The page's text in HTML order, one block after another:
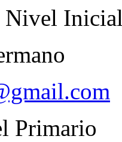
Nivel
Primario